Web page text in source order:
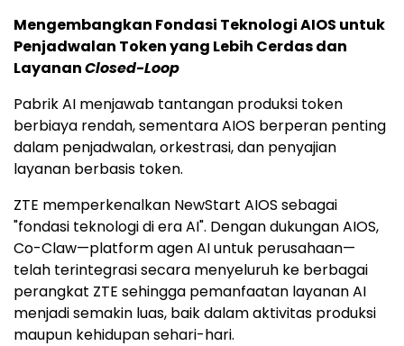
Mengembangkan Fondasi Teknologi AIOS untuk
Penjadwalan Token yang Lebih Cerdas dan
LayananClosed-Loop
Pabrik AI menjawab tantangan produksi token
berbiaya rendah, sementara AIOS berperan penting
dalam penjadwalan, orkestrasi, dan penyajian
layanan berbasis token.
ZTE memperkenalkan NewStart AIOS sebagai
"fondasi teknologi di era AI". Dengan dukungan AIOS,
Co-Claw—platform agen AI untuk perusahaan—
telah terintegrasi secara menyeluruh ke berbagai
perangkat ZTE sehingga pemanfaatan layanan AI
menjadi semakin luas, baik dalam aktivitas produksi
maupun kehidupan sehari-hari.